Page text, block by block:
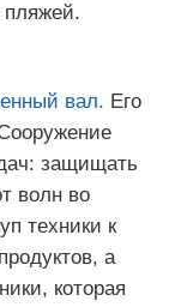
пляжей.
вал. Его
защищать
волн во
техники к
а
которая